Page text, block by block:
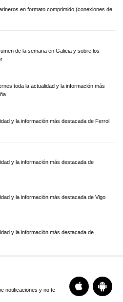
en formato comprimido (conexiones de
de la semana en Galicia y sobre los
toda la actualidad y la información más
y la información más destacada de Ferrol
y la información más destacada de
y la información más destacada de Vigo
y la información más destacada de
notificaciones y no te